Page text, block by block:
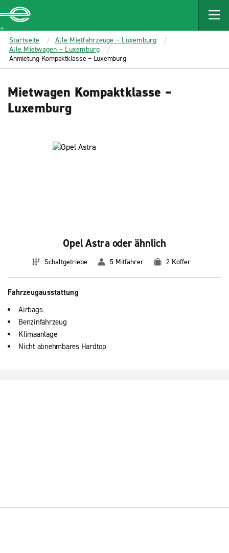
MAIN
CONTENT
Enterprise
Startseite
Alle Mietfahrzeuge – Luxemburg
Alle Mietwagen – Luxemburg
Anmietung Kompaktklasse – Luxemburg
Mietwagen Kompaktklasse –
Luxemburg
Opel Astra oder ähnlich
Schaltgetriebe 5 Mitfahrer 2 Koffer
Fahrzeugausstattung
Airbags
Benzinfahrzeug
Klimaanlage
Nicht abnehmbares Hardtop